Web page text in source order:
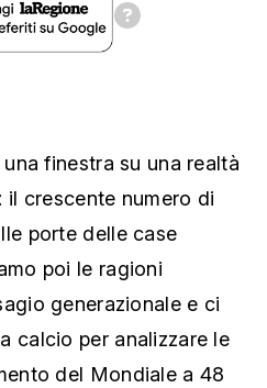
finestra su una realtà
crescente numero di
porte delle case
poi le ragioni
generazionale e ci
calcio per analizzare le
del Mondiale a 48